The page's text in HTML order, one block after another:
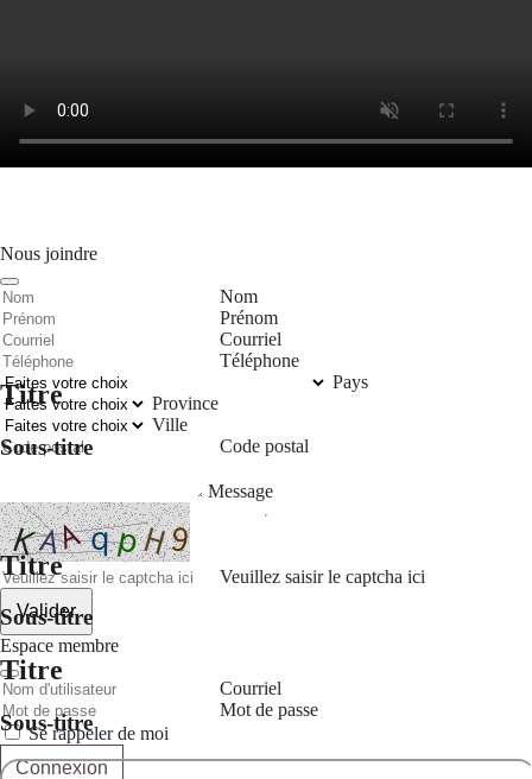
Titre
Sous-titre
Titre
Sous-titre
Titre
Sous-titre
Nous joindre
Nom
Prénom
Courriel
Téléphone
Pays
Province
Ville
Code postal
Message
Veuillez saisir le captcha ici
Valider
Espace membre
Courriel
Mot de passe
Se rappeler de moi
Connexion